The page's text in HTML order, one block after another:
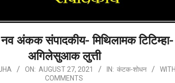
अंकक संपादकीय- मिथिलामक टिटिम्हा-
अगिलेसुआक लुत्ती
ON: AUGUST 27, 2021 IN: कंटक-शोधन
COMMENTS